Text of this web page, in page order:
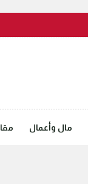
مال وأعمال